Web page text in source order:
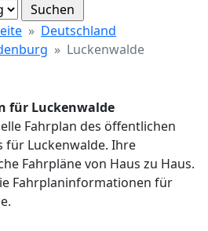
Deutschland
Luckenwalde
für Luckenwalde
Fahrplan des öffentlichen
für Luckenwalde. Ihre
Fahrpläne von Haus zu Haus.
Fahrplaninformationen für